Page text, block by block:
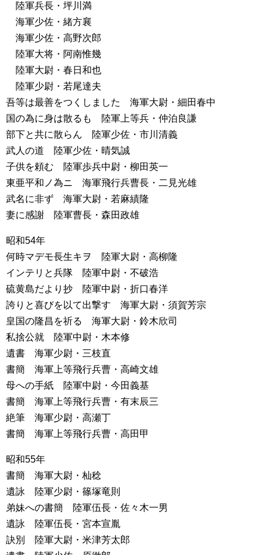
陸軍兵長・坪川満
海軍少佐・緒方襄
海軍少佐・高野次郎
陸軍大将・阿南惟幾
陸軍大尉・春日和也
陸軍少尉・若尾達夫
吾等は最善をつくしました 海軍大尉・細田春中
国の為に身は散るも 陸軍上等兵・仲泊良謙
部下と共に散らん 陸軍少佐・市川清義
武人の道 陸軍少佐・晴気誠
子供を頼む 陸軍歩兵中尉・柳田英一
東亜平和ノ為ニ 海軍飛行兵曹長・二見光雄
武名に非ず 海軍大尉・若麻績隆
妻に感謝 陸軍曹長・森田政雄
昭和54年
何時マデモ長生キヲ 陸軍大尉・高柳隆
インテリと兵隊 陸軍中尉・不破浩
硫黄島だより抄 陸軍中尉・折口春洋
誇りと喜びを以て出撃す 海軍大尉・須賀芳宗
皇国の隆昌を祈る 海軍大尉・鈴木欣司
私捨公就 陸軍中尉・木本修
遺書 海軍少尉・三枝直
書簡 海軍上等飛行兵曹・高崎文雄
母への手紙 陸軍中尉・今田義基
書簡 海軍上等飛行兵曹・有末辰三
絶筆 海軍少尉・高瀬丁
書簡 海軍上等飛行兵曹・高田甲
昭和55年
書簡 海軍大尉・杣稔
遺詠 陸軍少尉・篠塚竜則
弟妹への書簡 陸軍伍長・佐々木一男
遺詠 陸軍伍長・宮本宣胤
訣別 陸軍大尉・米津芳太郎